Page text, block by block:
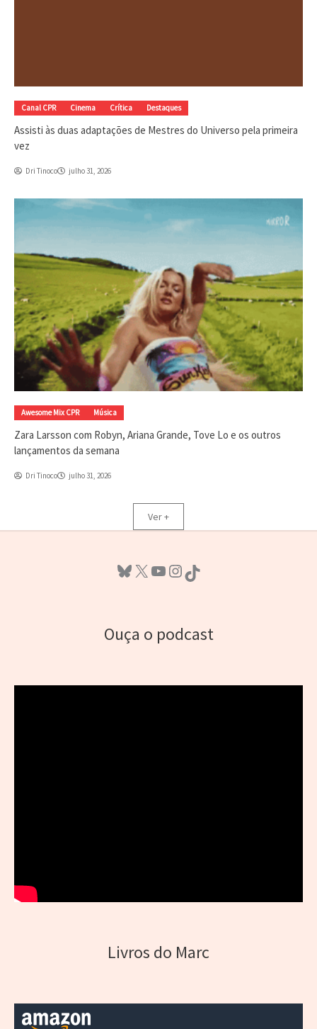
Canal CPR Cinema Crítica Destaques
Assisti às duas adaptações de Mestres do Universo pela primeira
vez
Dri Tinoco julho 31, 2026
Awesome Mix CPR Música
Zara Larsson com Robyn, Ariana Grande, Tove Lo e os outros
lançamentos da semana
Dri Tinoco julho 31, 2026
Ver +
Bluesky X Youtube InstagramTikTok
Ouça o podcast
Livros do Marc